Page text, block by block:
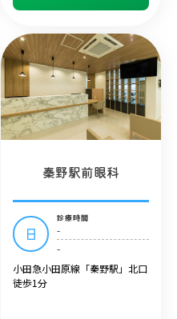
秦野駅前眼科
日
診療時間
-
-
小田急小田原線「秦野駅」北口
徒歩1分